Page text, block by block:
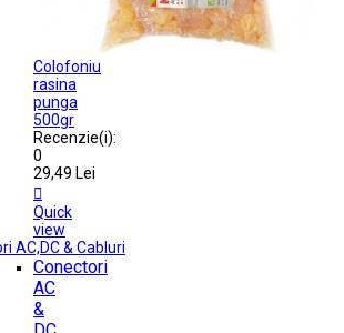
Colofoniu
rasina
punga
500gr
Recenzie(i):
0
29,49 Lei

Quick
view
AC,DC & Cabluri
Conectori
AC
&